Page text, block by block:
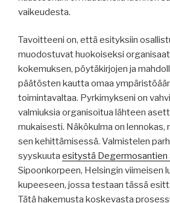
vaikeudesta.
Tavoitteeni on, että esityksiin
muodostuvat huokoiseksi
kokemuksen, pöytäkirjojen ja
päätösten kautta omaa
toimintavaltaa. Pyrkimykseni on
valmiuksia organisoitua lähteen
mukaisesti. Näkökulma on lennokas,
sen kehittämisessä. Valmistelen
syyskuuta esitystä Degermosantien
Sipoonkorpeen, Helsingin viimeisen
kupeeseen, jossa testaan tässä
Tätä hakemusta koskevasta